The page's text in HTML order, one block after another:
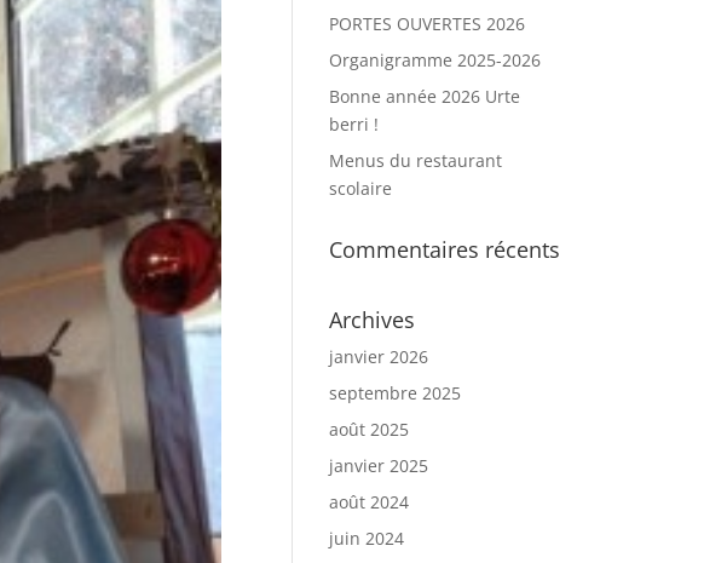
PORTES OUVERTES 2026
Organigramme 2025-2026
Bonne année 2026 Urte
berri !
Menus du restaurant
scolaire
Commentaires récents
Archives
janvier 2026
septembre 2025
août 2025
janvier 2025
août 2024
juin 2024